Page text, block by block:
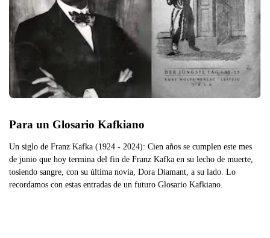
Para un Glosario Kafkiano
Un siglo de Franz Kafka (1924 - 2024): Cien años se cumplen este mes
de junio que hoy termina del fin de Franz Kafka en su lecho de muerte,
tosiendo sangre, con su última novia, Dora Diamant, a su lado. Lo
recordamos con estas entradas de un futuro Glosario Kafkiano.